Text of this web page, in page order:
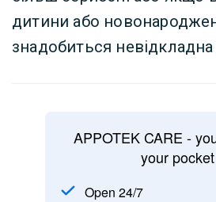
дитини або
знадобиться
APPOTEK CARE -
your pocket
Open 24/7